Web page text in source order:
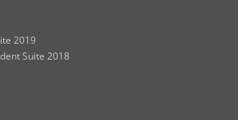
2019
Suite 2018